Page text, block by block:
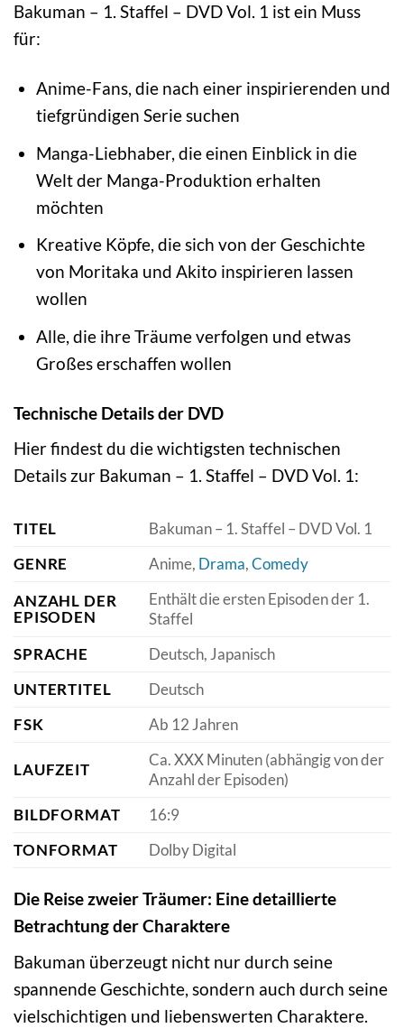
Bakuman – 1. Staffel – DVD Vol. 1 ist ein Muss
für:
Anime-Fans, die nach einer inspirierenden und
tiefgründigen Serie suchen
Manga-Liebhaber, die einen Einblick in die
Welt der Manga-Produktion erhalten
möchten
Kreative Köpfe, die sich von der Geschichte
von Moritaka und Akito inspirieren lassen
wollen
Alle, die ihre Träume verfolgen und etwas
Großes erschaffen wollen
Technische Details der DVD
Hier findest du die wichtigsten technischen
Details zur Bakuman – 1. Staffel – DVD Vol. 1:
TITEL
Bakuman – 1. Staffel – DVD Vol. 1
GENRE
Anime, Drama,Comedy
ANZAHL DER
EPISODEN
Enthält die ersten Episoden der 1.
Staffel
SPRACHE
Deutsch, Japanisch
UNTERTITEL
Deutsch
FSK
Ab 12 Jahren
LAUFZEIT
Ca. XXX Minuten (abhängig von der
Anzahl der Episoden)
BILDFORMAT
16:9
TONFORMAT
Dolby Digital
Die Reise zweier Träumer: Eine detaillierte
Betrachtung der Charaktere
Bakuman überzeugt nicht nur durch seine
spannende Geschichte, sondern auch durch seine
vielschichtigen und liebenswerten Charaktere.